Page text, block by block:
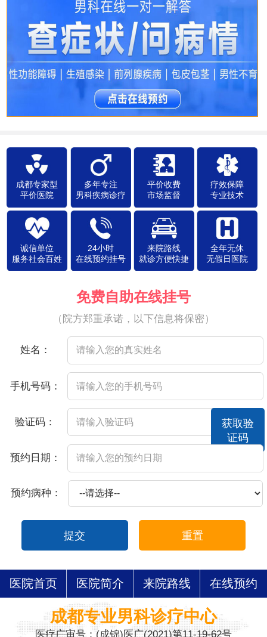
成都专家型
平价医院
多年专注
男科疾病诊疗
平价收费
市场监督
疗效保障
专业技术
诚信单位
服务社会百姓
24小时
在线预约挂号
来院路线
就诊方便快捷
全年无休
无假日医院
免费自助在线挂号
（院方郑重承诺，以下信息将保密）
姓名：
手机号码：
验证码：
获取验
证码
预约日期：
预约病种：
提交 重置
医院首页 医院简介 来院路线 在线预约
成都专业男科诊疗中心
医疗广审号：(成锦)医广(2021)第11-19-62号